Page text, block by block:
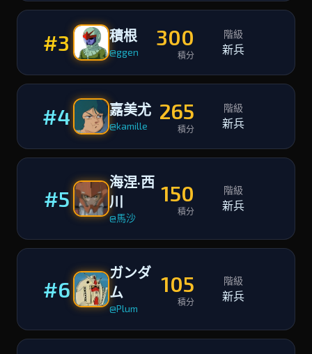
#3 積根
@ggen
300
積分
階級
新兵
#4 嘉美尤
@kamille
265
積分
階級
新兵
#5
海涅·西
川
@馬沙
150
積分
階級
新兵
#6
ガンダ
ム
@Plum
105
積分
階級
新兵